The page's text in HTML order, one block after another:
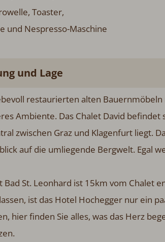
Toaster,
und Nespresso-Maschine
und Lage
restaurierten alten
Ambiente. Das Chalet David
zwischen Graz und Klagenfurt liegt.
auf die umliegende Bergwelt. Egal
Bad St. Leonhard ist 15km vom Chalet
ist das Hotel Hochegger nur ein
hier finden Sie alles, was das Herz